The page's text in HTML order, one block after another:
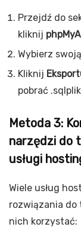
Przejdź do
kliknij
Wybierz
Kliknij
pobrać .sql
Metoda 3:
narzędzi do
usługi
Wiele usług
rozwiązania do
nich korzystać: